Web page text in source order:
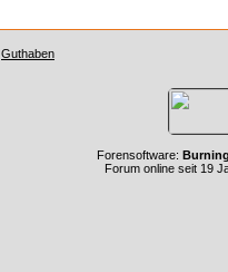
Guthaben
Forensoftware:
Forum online seit 19